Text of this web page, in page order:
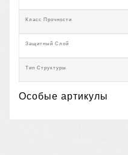
Класс Прочности
Защитный Слой
Тип Структуры
Особые артикулы